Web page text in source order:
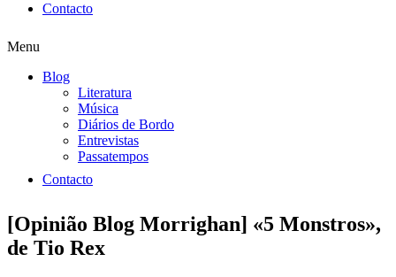
Contacto
Menu
Blog
Literatura
Música
Diários de Bordo
Entrevistas
Passatempos
Contacto
[Opinião Blog Morrighan] «5 Monstros»,
de Tio Rex